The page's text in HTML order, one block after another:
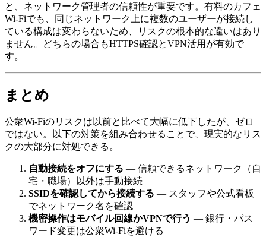
と、ネットワーク管理者の信頼性が重要です。有料のカフェ
Wi-Fiでも、同じネットワーク上に複数のユーザーが接続し
ている構成は変わらないため、リスクの根本的な違いはあり
ません。どちらの場合もHTTPS確認とVPN活用が有効で
す。
まとめ
公衆Wi-Fiのリスクは以前と比べて大幅に低下したが、ゼロ
ではない。以下の対策を組み合わせることで、現実的なリス
クの大部分に対処できる。
自動接続をオフにする — 信頼できるネットワーク（自
宅・職場）以外は手動接続
SSIDを確認してから接続する — スタッフや公式看板
でネットワーク名を確認
機密操作はモバイル回線かVPNで行う — 銀行・パス
ワード変更は公衆Wi-Fiを避ける